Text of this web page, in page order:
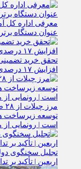
معرفی اداره کل
عنوان دستگاه
افزایش ۱۷ درصدی نسبت به سال گذشته
توسعه زیرساخت‌
است | رونمایی
تجلیل سخنگوی
اربعین | تأکید